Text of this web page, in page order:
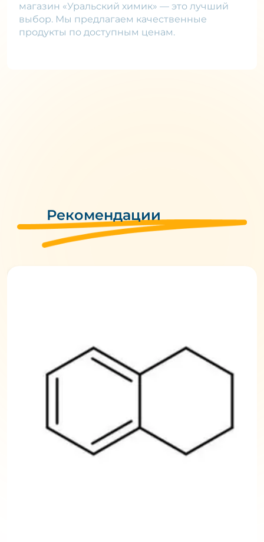
магазин «Уральский химик» — это лучший
выбор. Мы предлагаем качественные
продукты по доступным ценам.
Рекомендации